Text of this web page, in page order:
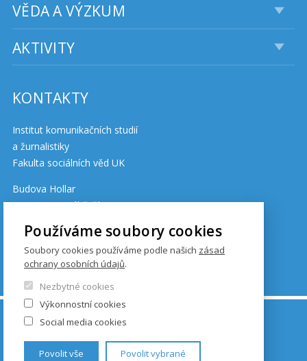
VĚDA A VÝZKUM
AKTIVITY
KONTAKTY
Institut komunikačních studií
a žurnalistiky
Fakulta sociálních věd UK
Budova Hollar
Smetanovo nábřeží 6
© FSV UK 2026, photo: UK ,
Používáme soubory cookies
Soubory cookies používáme podle našich zásad
ochrany osobních údajů.
Nezbytné cookies
Výkonnostní cookies
Social media cookies
Povolit vše Povolit vybrané